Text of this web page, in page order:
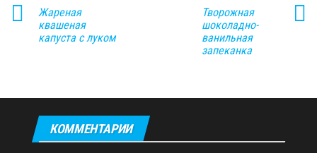
Жареная
квашеная
капуста с луком
Творожная
шоколадно-
ванильная
запеканка
КОММЕНТАРИИ